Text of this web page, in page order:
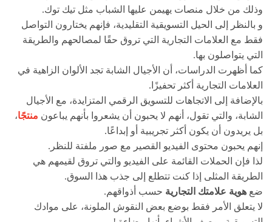
وذلك من خلال منصات يهيمن عليها الشباب مثل تيك توك.
و بالنظر إلى الحيل التسويقية التقليدية، فإنهم يختارون التواصل
فقط مع العلامات التجارية التي تروق حقًا لمصالحهم والطريقة
التي يتواصلون بها.
كما أظهرت الدراسات، أن الأجيال الشابة تجد الألوان الزاهية في
العلامات التجارية أكثر تحفيزًا.
بالإضافة إلى الاتجاهات للتسويق الرقمي المتزايدة، مع الأجيال
الشابة، والتي تقول، أنهم لا يحبون أن يشعروا بأنهم يباعون منتجًا،
بل يريدون أن يكون أكثر تجريبية أو إبداعًا.
إنهم يحبون محتوى الفيديو القصير مع صور ملفتة للنظر.
لذا فإن الحملات القائمة على الفيديو والتي تروق لقيمهم هي
الطريقة المثلى إذا كنت تتطلع إلى جذب هذا السوق.
ضع هوية علامتك التجارية حسب أذواقهم.
لا يتعلق الأمر فقط بوضع بعض النقوش الملونة، على موادك